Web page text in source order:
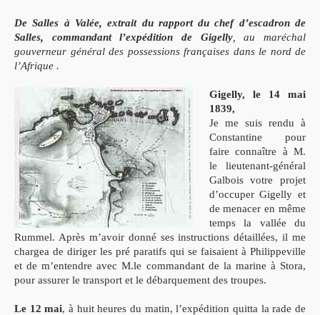
De Salles à Valée, extrait du rapport du chef d’escadron de
Salles, commandant l’expédition de Gigelly, au maréchal
gouverneur général des possessions françaises dans le nord de
l’Afrique .
Gigelly, le 14 mai
1839,
Je me suis rendu à
Constantine pour
faire connaître à M.
le lieutenant-général
Galbois votre projet
d’occuper Gigelly et
de menacer en même
temps la vallée du
Rummel. Après m’avoir donné ses instructions détaillées, il me
chargea de diriger les pré paratifs qui se faisaient à Philippeville
et de m’entendre avec M.le commandant de la marine à Stora,
pour assurer le transport et le débarquement des troupes.
Le 12 mai, à huit heures du matin, l’expédition quitta la rade de